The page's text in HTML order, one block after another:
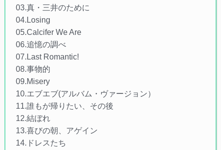
03.真・三井のために
04.Losing
05.Calcifer We Are
06.追憶の調べ
07.Last Romantic!
08.事物的
09.Misery
10.エブエブ(アルバム・ヴァージョン）
11.誰もが帰りたい、その後
12.結ぼれ
13.喜びの朝、アゲイン
14.ドレスたち